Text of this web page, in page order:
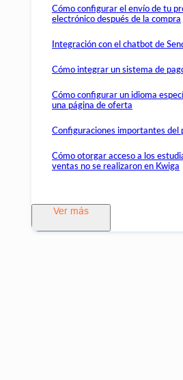
Cómo configurar el envío de tu
electrónico después de la compra
Integración con el chatbot de
Cómo integrar un sistema de
Cómo configurar un idioma
una página de oferta
Configuraciones importantes del
Cómo otorgar acceso a los
ventas no se realizaron en Kwiga
Ver más